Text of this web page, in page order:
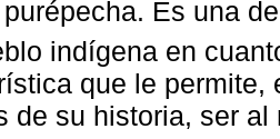
Es una
indígena en
que le permite,
de su historia, ser